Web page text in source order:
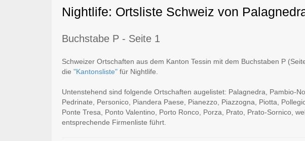
Nightlife: Ortsliste Schweiz von
Buchstabe P - Seite 1
Schweizer Ortschaften aus dem Kanton Tessin mit dem Buchstaben P
die "Kantonsliste" für Nightlife.
Untenstehend sind folgende Ortschaften augelistet: Palagnedra, Pambio-
Pedrinate, Personico, Piandera Paese, Pianezzo, Piazzogna, Piotta,
Ponte Tresa, Ponto Valentino, Porto Ronco, Porza, Prato, Prato-Sornico,
entsprechende Firmenliste führt.